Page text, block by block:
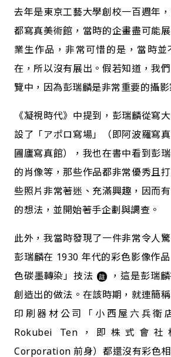
去年是東京工藝大學創校一百週年
都寫真美術館，當時的企畫盡可能
業生作品，非常可惜的是，當時
在，所以沒有展出。假若知道，我
覽中，因為彭瑞麟是非常重要的攝影
《凝視時代》中提到，彭瑞麟從寫
設了「アポロ寫場」（即阿波羅寫
圃廬寫真館），我也在書中看到彭
的肖像等，那些作品都非常優秀且
些照片非常著迷、充滿興趣，因而
的想法，並開始著手企劃與調查。
此外，我當時發現了一件非常令人
彭瑞麟在 1930 年代的彩色影像作
色碳墨轉染」技法
註
，這是彭瑞
創造出的做法。在該時期，就連簡
印刷器材公司「小西屋六兵衛
Rokubei Ten，即株式會社
Corporation 前身）都還沒有彩色